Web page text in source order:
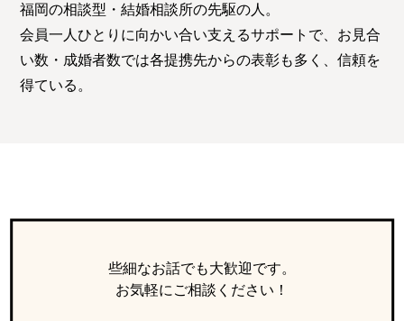
福岡の相談型・結婚相談所の先駆の人。
会員一人ひとりに向かい合い支えるサポートで、お見合
い数・成婚者数では各提携先からの表彰も多く、信頼を
得ている。
些細なお話でも大歓迎です。
お気軽にご相談ください！